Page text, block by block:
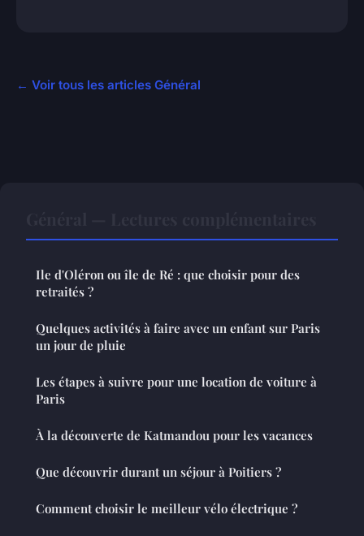
← Voir tous les articles Général
Ile d'Oléron ou île de Ré : que choisir pour des
retraités ?
Quelques activités à faire avec un enfant sur Paris
un jour de pluie
Les étapes à suivre pour une location de voiture à
Paris
À la découverte de Katmandou pour les vacances
Que découvrir durant un séjour à Poitiers ?
Comment choisir le meilleur vélo électrique ?